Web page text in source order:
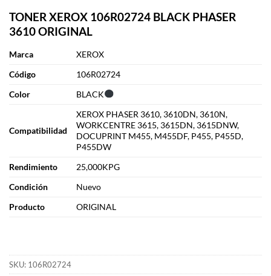
TONER XEROX 106R02724 BLACK PHASER
3610 ORIGINAL
Marca
XEROX
Código
106R02724
Color
BLACK
Compatibilidad
XEROX PHASER 3610, 3610DN, 3610N,
WORKCENTRE 3615, 3615DN, 3615DNW,
DOCUPRINT M455, M455DF, P455, P455D,
P455DW
Rendimiento
25,000KPG
Condición
Nuevo
Producto
ORIGINAL
SKU: 106R02724